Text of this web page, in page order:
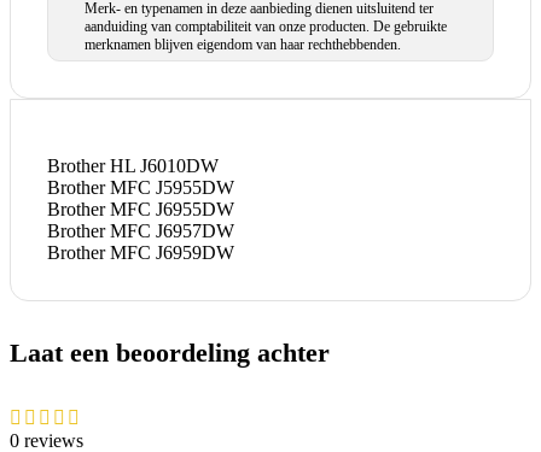
Merk- en typenamen in deze aanbieding dienen uitsluitend ter
aanduiding van comptabiliteit van onze producten. De gebruikte
merknamen blijven eigendom van haar rechthebbenden.
Brother HL J6010DW
Brother MFC J5955DW
Brother MFC J6955DW
Brother MFC J6957DW
Brother MFC J6959DW
Laat een beoordeling achter
0 reviews